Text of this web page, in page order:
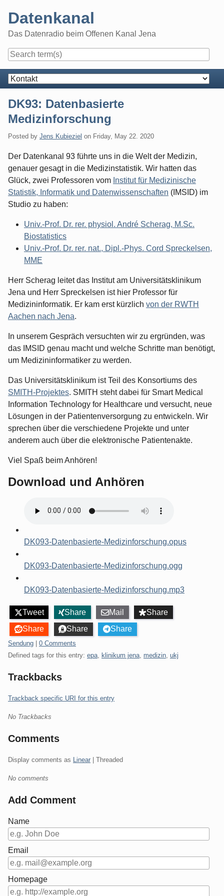
content
Datenkanal
Das Datenradio beim Offenen Kanal Jena
Navigation
DK93: Datenbasierte
Medizinforschung
Posted by Jens Kubieziel on Friday, May 22. 2020
Der Datenkanal 93 führte uns in die Welt der Medizin,
genauer gesagt in die Medizinstatistik. Wir hatten das
Glück, zwei Professoren vom Institut für Medizinische
Statistik, Informatik und Datenwissenschaften (IMSID) im
Studio zu haben:
Univ.-Prof. Dr. rer. physiol. André Scherag, M.Sc.
Biostatistics
Univ.-Prof. Dr. rer. nat., Dipl.-Phys. Cord Spreckelsen,
MME
Herr Scherag leitet das Institut am Universitätsklinikum
Jena und Herr Spreckelsen ist hier Professor für
Medizininformatik. Er kam erst kürzlich von der RWTH
Aachen nach Jena.
In unserem Gespräch versuchten wir zu ergründen, was
das IMSID genau macht und welche Schritte man benötigt,
um Medizininformatiker zu werden.
Das Universitätsklinikum ist Teil des Konsortiums des
SMITH-Projektes. SMITH steht dabei für Smart Medical
Information Technology for Healthcare und versucht, neue
Lösungen in der Patientenversorgung zu entwickeln. Wir
sprechen über die verschiedene Projekte und unter
anderem auch über die elektronische Patientenakte.
Viel Spaß beim Anhören!
Download und Anhören
DK093-Datenbasierte-Medizinforschung.opus
DK093-Datenbasierte-Medizinforschung.ogg
DK093-Datenbasierte-Medizinforschung.mp3
Tweet Share Mail
Share
Share
Share Share
Categories:
Sendung
0 Comments
Defined tags for this entry: epa, klinikum jena, medizin, ukj
Trackbacks
Trackback specific URI for this entry
No Trackbacks
Comments
Display comments as Linear | Threaded
No comments
Add Comment
Name
Email
Homepage